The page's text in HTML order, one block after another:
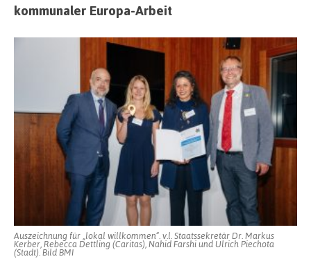
kommunaler Europa-Arbeit
Auszeichnung für „lokal willkommen“. v.l. Staatssekretär Dr. Markus
Kerber, Rebecca Dettling (Caritas), Nahid Farshi und Ulrich Piechota
(Stadt). Bild BMI